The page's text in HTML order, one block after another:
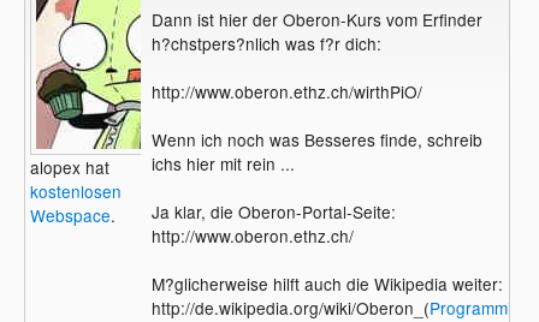
alopex hat
kostenlosen
Webspace.
Dann ist hier der Oberon-Kurs vom Erfinder
h?chstpers?nlich was f?r dich:
http://www.oberon.ethz.ch/wirthPiO/
Wenn ich noch was Besseres finde, schreib
ichs hier mit rein ...
Ja klar, die Oberon-Portal-Seite:
http://www.oberon.ethz.ch/
M?glicherweise hilft auch die Wikipedia weiter:
http://de.wikipedia.org/wiki/Oberon_(